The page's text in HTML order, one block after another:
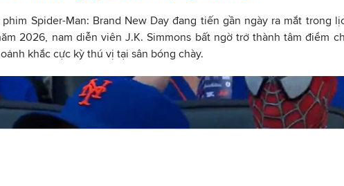
phim Spider-Man: Brand New Day đang tiến gần ngày ra mắt trong
2026, nam diễn viên J.K. Simmons bất ngờ trở thành tâm điểm
khắc cực kỳ thú vị tại sân bóng chày.